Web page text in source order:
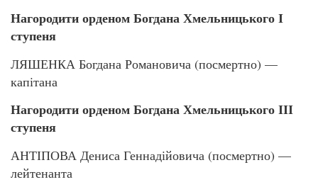
Нагородити орденом Богдана Хмельницького І
ступеня
ЛЯШЕНКА Богдана Романовича (посмертно) —
капітана
Нагородити орденом Богдана Хмельницького ІІІ
ступеня
АНТІПОВА Дениса Геннадійовича (посмертно) —
лейтенанта